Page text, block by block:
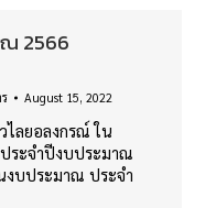
ณ 2566
August 15, 2022
ไลยอลงกรณ์ ใน
ระจำปีงบประมาณ
บประมาณ ประจำ